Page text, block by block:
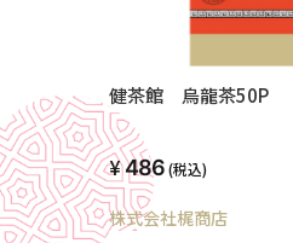
健茶館 烏龍茶50P
486(税込)
株式会社梶商店